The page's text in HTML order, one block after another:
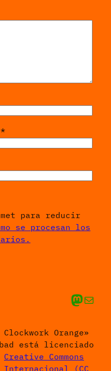
*
para reducir
se procesan los
Mis cosas en
Envíame
Orange»
está licenciado
Creative Commons
Internacional (CC